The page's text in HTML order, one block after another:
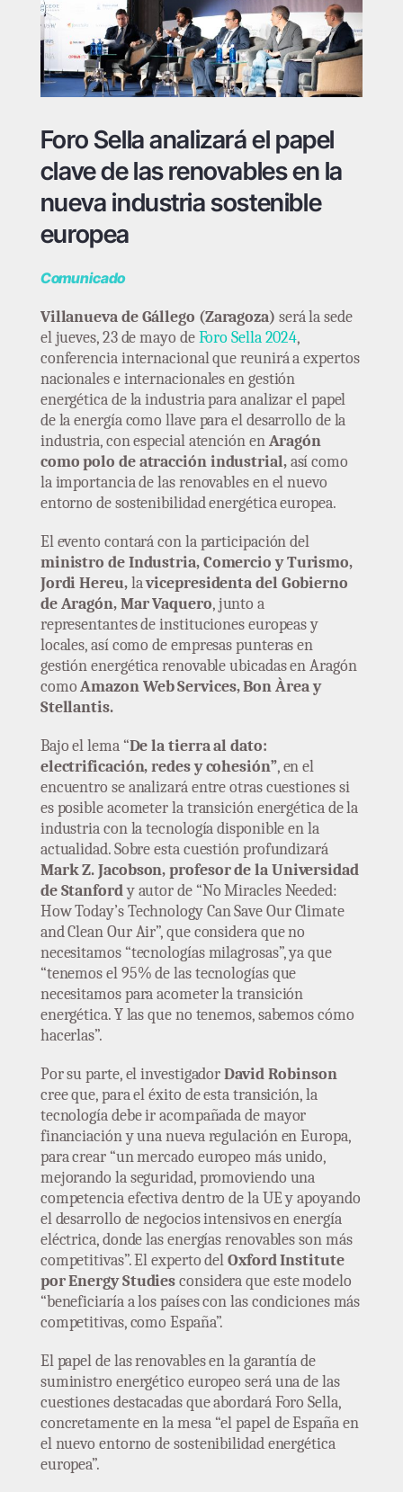
Foro Sella analizará el papel
clave de las renovables en la
nueva industria sostenible
europea
Comunicado
Villanueva de Gállego (Zaragoza) será la sede
el jueves, 23 de mayo deForo Sella 2024,
conferencia internacional que reunirá a expertos
nacionales e internacionales en gestión
energética de la industria para analizar el papel
de la energía como llave para el desarrollo de la
industria, con especial atención enAragón
como polo de atracción industrial,así como
la importancia de las renovables en el nuevo
entorno de sostenibilidad energética europea.
El evento contará con la participación del
ministro de Industria, Comercio y Turismo,
Jordi Hereu,lavicepresidenta del Gobierno
de Aragón, Mar Vaquero, junto a
representantes de instituciones europeas y
locales, así como de empresas punteras en
gestión energética renovable ubicadas en Aragón
comoAmazon Web Services, Bon Àrea y
Stellantis.
Bajo el lema “De la tierra al dato:
electrificación, redes y cohesión”, en el
encuentro se analizará entre otras cuestiones si
es posible acometer la transición energética de la
industria con la tecnología disponible en la
actualidad. Sobre esta cuestión profundizará
Mark Z. Jacobson, profesor de la Universidad
de Stanfordy autor de “No Miracles Needed:
How Today’s Technology Can Save Our Climate
and Clean Our Air”, que considera que no
necesitamos “tecnologías milagrosas”, ya que
“tenemos el 95% de las tecnologías que
necesitamos para acometer la transición
energética. Y las que no tenemos, sabemos cómo
hacerlas”.
Por su parte, el investigadorDavid Robinson
cree que, para el éxito de esta transición, la
tecnología debe ir acompañada de mayor
financiación y una nueva regulación en Europa,
para crear “un mercado europeo más unido,
mejorando la seguridad, promoviendo una
competencia efectiva dentro de la UE y apoyando
el desarrollo de negocios intensivos en energía
eléctrica, donde las energías renovables son más
competitivas”. El experto delOxford Institute
por Energy Studiesconsidera que este modelo
“beneficiaría a los países con las condiciones más
competitivas, como España”.
El papel de las renovables en la garantía de
suministro energético europeo será una de las
cuestiones destacadas que abordará Foro Sella,
concretamente en la mesa “el papel de España en
el nuevo entorno de sostenibilidad energética
europea”.